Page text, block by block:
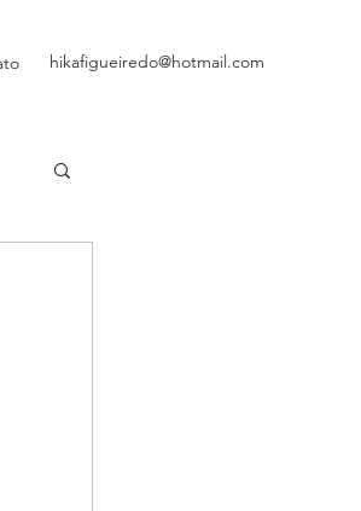
hikafigueiredo@hotmail.com